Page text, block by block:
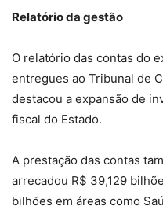
Relatório da gestão
O relatório das contas do
entregues ao Tribunal de
destacou a expansão de
fiscal do Estado.
A prestação das contas
arrecadou R$ 39,129
bilhões em áreas como